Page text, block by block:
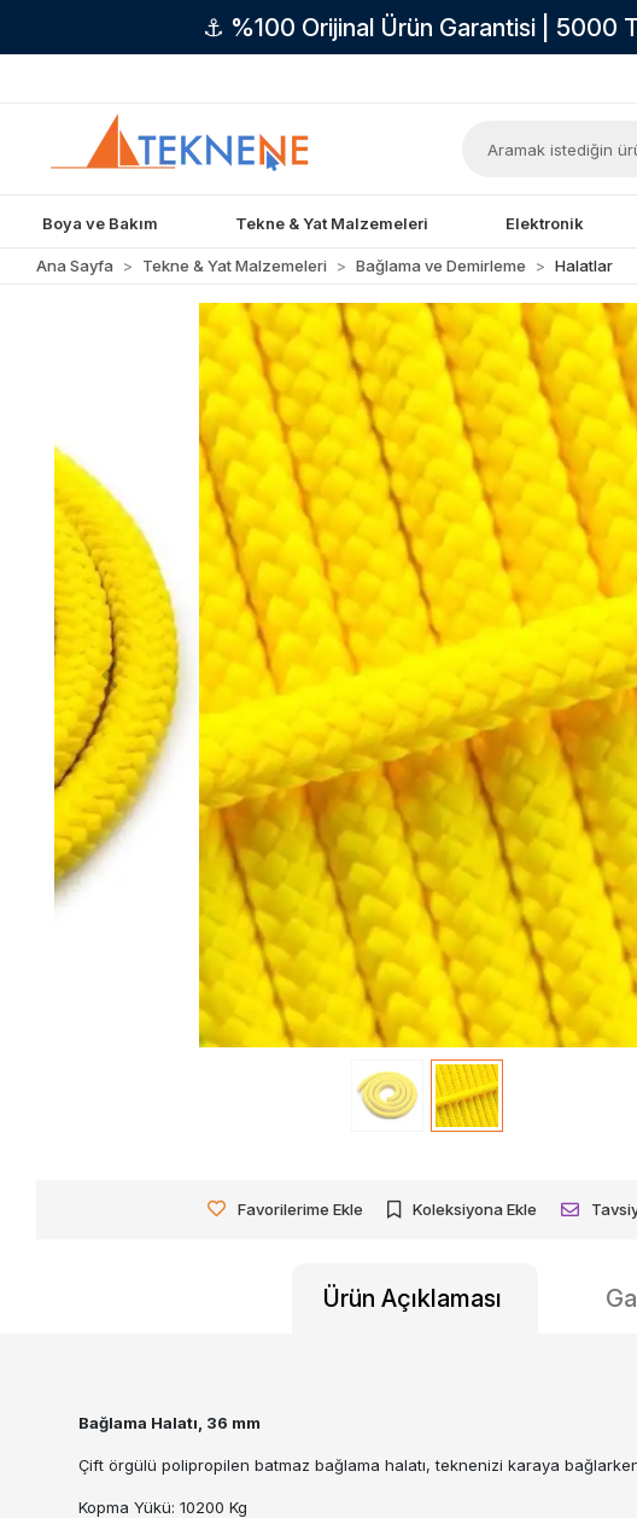
⚓ %100 Orijinal Ürün Garantisi |
Boya ve Bakım Tekne & Yat Malzemeleri Elektronik
Ana Sayfa Tekne & Yat Malzemeleri Bağlama ve Demirleme Halatlar
Favorilerime Ekle Koleksiyona Ekle
Ürün Açıklaması
Bağlama Halatı, 36 mm
Çift örgülü polipropilen batmaz bağlama halatı, teknenizi karaya
Kopma Yükü: 10200 Kg